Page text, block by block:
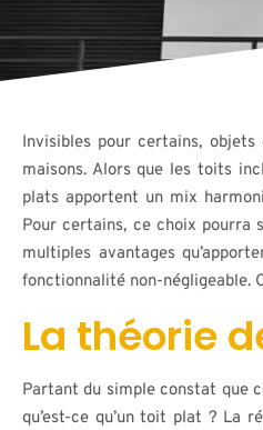
Invisibles pour certains,
maisons. Alors que les toits
plats apportent un mix
Pour certains, ce choix pourra
multiples avantages
fonctionnalité non-négligeable.
La théorie
Partant du simple constat que
qu’est-ce qu’un toit plat ? La